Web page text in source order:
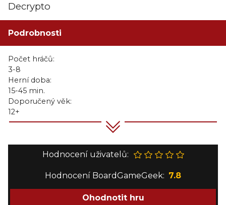
Decrypto
Podrobnosti
Počet hráčů:
3-8
Herní doba:
15-45 min.
Doporučený věk:
12+
Hodnocení uživatelů:
Hodnocení BoardGameGeek: 7.8
Ohodnotit hru